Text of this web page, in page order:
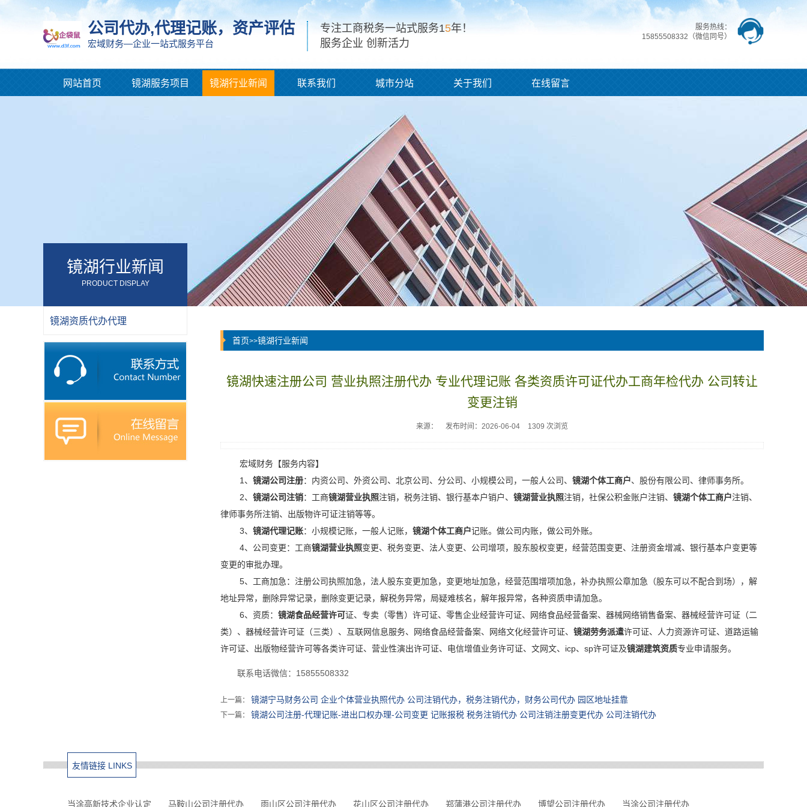
公司代办,代理记账，资产评估
宏域财务—企业一站式服务平台
专注工商税务一站式服务15年！
服务企业 创新活力
服务热线：
15855508332（微信同号）
网站首页 镜湖服务项目 镜湖行业新闻 联系我们 城市分站 关于我们 在线留言
镜湖行业新闻
PRODUCT DISPLAY
镜湖资质代办代理
首页>>镜湖行业新闻
镜湖快速注册公司 营业执照注册代办 专业代理记账 各类资质许可证代办工商年检代办 公司转让
变更注销
来源： 发布时间：2026-06-04 1309 次浏览
宏域财务【服务内容】
1、 镜湖公司注册：内资公司、外资公司、北京公司、分公司、小规模公司，一般人公司、 镜湖个体工商户、股份有限公司、律师事务所。
2、 镜湖公司注销：工商镜湖营业执照注销，税务注销、银行基本户销户、 镜湖营业执照注销，社保公积金账户注销、 镜湖个体工商户注销、
律师事务所注销、出版物许可证注销等等。
3、 镜湖代理记账：小规模记账，一般人记账， 镜湖个体工商户记账。做公司内账，做公司外账。
4、公司变更：工商镜湖营业执照变更、税务变更、法人变更、公司增项，股东股权变更，经营范围变更、注册资金增减、银行基本户变更等
变更的审批办理。
5、工商加急：注册公司执照加急，法人股东变更加急，变更地址加急，经营范围增项加急，补办执照公章加急（股东可以不配合到场），解
地址异常，删除异常记录，删除变更记录，解税务异常，局疑难核名，解年报异常，各种资质申请加急。
6、资质： 镜湖食品经营许可证、专卖（零售）许可证、零售企业经营许可证、网络食品经营备案、器械网络销售备案、器械经营许可证（二
类）、器械经营许可证（三类）、互联网信息服务、网络食品经营备案、网络文化经营许可证、 镜湖劳务派遣许可证、人力资源许可证、道路运输
许可证、出版物经营许可等各类许可证、营业性演出许可证、电信增值业务许可证、文网文、icp、sp许可证及镜湖建筑资质专业申请服务。
联系电话微信：15855508332
上一篇： 镜湖宁马财务公司 企业个体营业执照代办 公司注销代办，税务注销代办，财务公司代办 园区地址挂靠
下一篇： 镜湖公司注册-代理记账-进出口权办理-公司变更 记账报税 税务注销代办 公司注销注册变更代办 公司注销代办
友情链接 LINKS
当涂高新技术企业认定 马鞍山公司注册代办 雨山区公司注册代办 花山区公司注册代办 郑蒲港公司注册代办 博望公司注册代办 当涂公司注册代办